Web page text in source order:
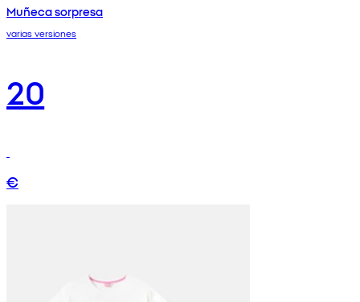
Muñeca sorpresa
varias versiones
20
€